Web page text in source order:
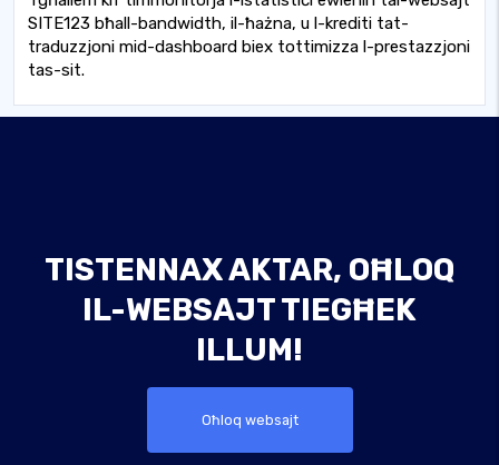
SITE123 bħall-bandwidth, il-ħażna, u l-krediti tat-
traduzzjoni mid-dashboard biex tottimizza l-prestazzjoni
tas-sit.
TISTENNAX AKTAR, OĦLOQ
IL-WEBSAJT TIEGĦEK
ILLUM!
Oħloq websajt